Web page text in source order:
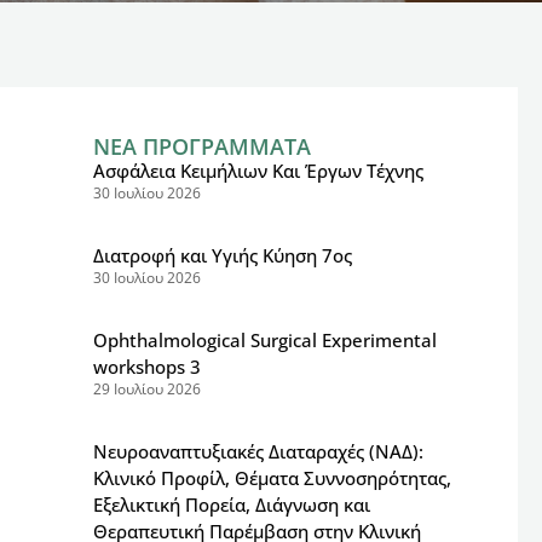
ΝΕΑ ΠΡΟΓΡΑΜΜΑΤΑ
Ασφάλεια Κειμήλιων Και Έργων Τέχνης
30 Ιουλίου 2026
Διατροφή και Υγιής Κύηση 7ος
30 Ιουλίου 2026
Ophthalmological Surgical Experimental
workshops 3
29 Ιουλίου 2026
Νευροαναπτυξιακές Διαταραχές (ΝΑΔ):
Κλινικό Προφίλ, Θέματα Συννοσηρότητας,
Εξελικτική Πορεία, Διάγνωση και
Θεραπευτική Παρέμβαση στην Κλινική